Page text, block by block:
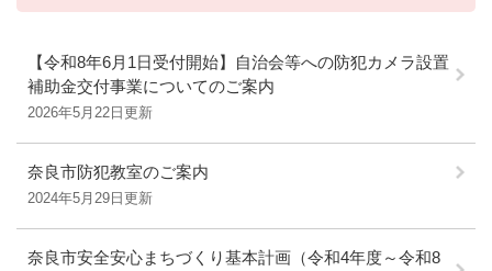
【令和8年6月1日受付開始】自治会等への防犯カメラ設置
補助金交付事業についてのご案内
2026年5月22日更新
奈良市防犯教室のご案内
2024年5月29日更新
奈良市安全安心まちづくり基本計画（令和4年度～令和8